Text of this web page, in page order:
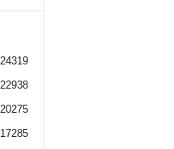
24319
22938
20275
17285